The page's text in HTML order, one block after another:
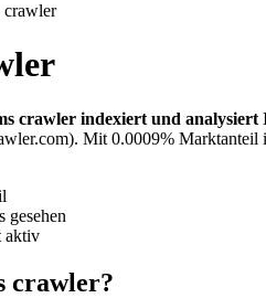
crawler
crawler indexiert und analysiert
Mit 0.0009% Marktanteil
gesehen
aktiv
crawler?